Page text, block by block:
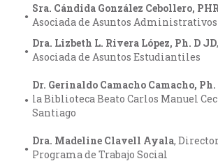
Sra. Cándida González Cebollero,
Asociada de Asuntos Administrativos
Dra. Lizbeth L. Rivera López, Ph. D JD
Asociada de Asuntos Estudiantiles
Dr. Gerinaldo Camacho Camacho, Ph.
la Biblioteca Beato Carlos Manuel
Santiago
Dra. Madeline Clavell Ayala,
Programa de Trabajo Social